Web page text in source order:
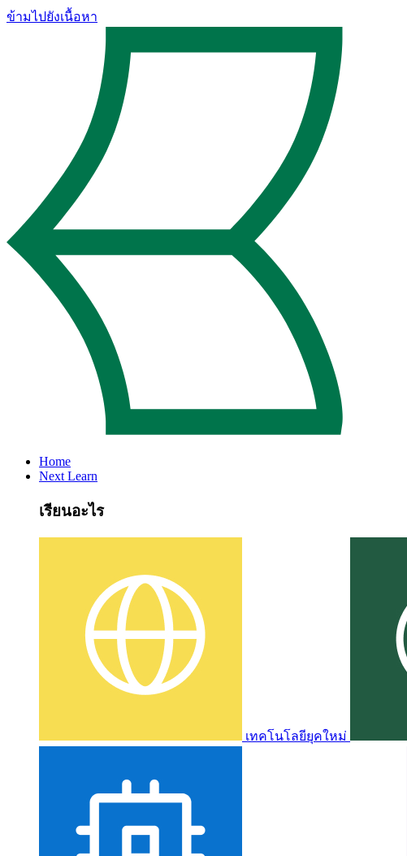
ข้ามไปยังเนื้อหา
Home
Next Learn
เรียนอะไร
เทคโนโลยียุคใหม่